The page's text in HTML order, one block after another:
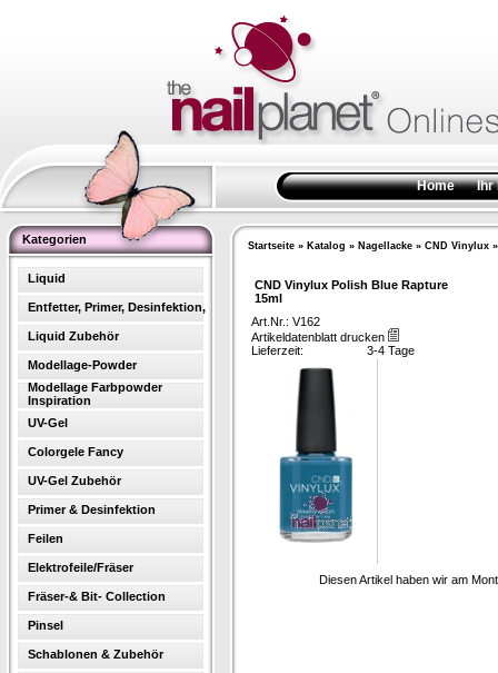
Home Ihr
Kategorien
Liquid
Entfetter, Primer, Desinfektion,
Liquid Zubehör
Modellage-Powder
Modellage Farbpowder
Inspiration
UV-Gel
Colorgele Fancy
UV-Gel Zubehör
Primer & Desinfektion
Feilen
Elektrofeile/Fräser
Fräser-& Bit- Collection
Pinsel
Schablonen & Zubehör
Startseite » Katalog » Nagellacke » CND Vinylux
CND Vinylux Polish Blue Rapture
15ml
Art.Nr.: V162
Artikeldatenblatt drucken
Lieferzeit:
3-4 Tage
Diesen Artikel haben wir am